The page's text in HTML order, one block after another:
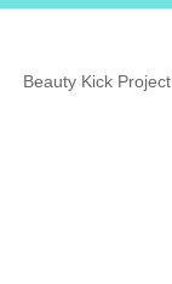
Beauty Kick Project